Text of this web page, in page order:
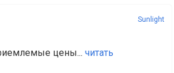
Sunlight
цены... читать